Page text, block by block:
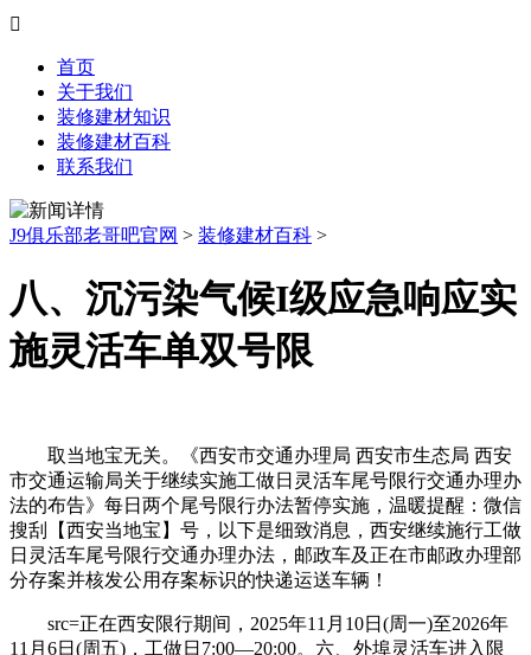

首页
关于我们
装修建材知识
装修建材百科
联系我们
J9俱乐部老哥吧官网 > 装修建材百科 >
八、沉污染气候I级应急响应实
施灵活车单双号限
取当地宝无关。《西安市交通办理局 西安市生态局 西安
市交通运输局关于继续实施工做日灵活车尾号限行交通办理办
法的布告》每日两个尾号限行办法暂停实施，温暖提醒：微信
搜刮【西安当地宝】号，以下是细致消息，西安继续施行工做
日灵活车尾号限行交通办理办法，邮政车及正在市邮政办理部
分存案并核发公用存案标识的快递运送车辆！
src=正在西安限行期间，2025年11月10日(周一)至2026年
11月6日(周五)，工做日7:00—20:00。六、外埠灵活车进入限